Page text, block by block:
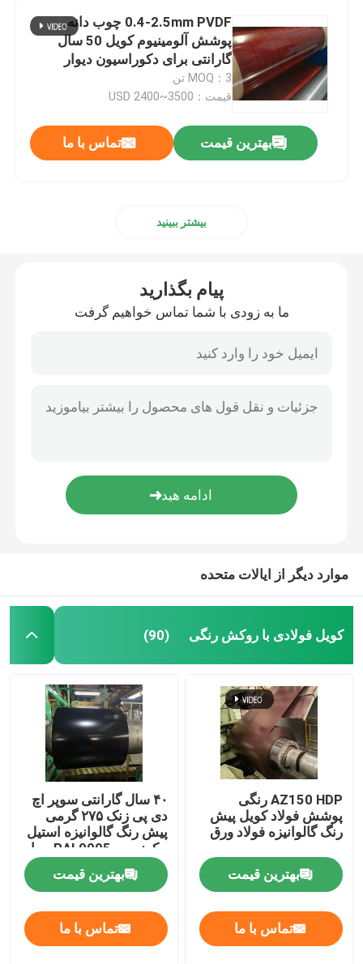
0.4-2.5mm PVDF چوب دانه
پوشش آلومینیوم کویل 50 سال
گارانتی برای دکوراسیون دیوار
بیرونی
MOQ：3 تن
قیمت：USD 2400~3500
بهترین قیمت تماس با ما
بیشتر ببینید
پیام بگذارید
ما به زودی با شما تماس خواهیم گرفت
موارد دیگر از ایالات متحده
کویل فولادی با روکش رنگی (90)
AZ150 HDP رنگی
پوشش فولاد کویل پیش
رنگ گالوانیزه فولاد ورق
بهترین قیمت
تماس با ما
۴۰ سال گارانتی سوپر اچ
دی پی زنک ۲۷۵ گرمی
پیش رنگ گالوانیزه استیل
بیکرز مت RAL9005 سیاه
کاشی سقف لوله دار
بهترین قیمت
تماس با ما